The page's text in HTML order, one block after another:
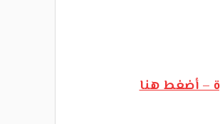
– أضغط هنا